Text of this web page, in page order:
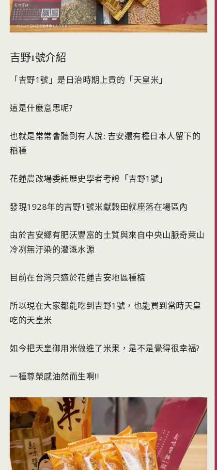
吉野1號介紹
「吉野1號」是日治時期上貢的「天皇米」
這是什麼意思呢?
也就是常常會聽到有人說: 吉安還有種日本人留下的
稻種
花蓮農改場委託歷史學者考證「吉野1號」
發現1928年的吉野1號米獻穀田就座落在場區內
由於吉安鄉有肥沃豐富的土質與來自中央山脈奇萊山
冷冽無汙染的灌溉水源
目前在台灣只適於花蓮吉安地區種植
所以現在大家都能吃到吉野1號，也能買到當時天皇
吃的天皇米
如今把天皇御用米做進了米果，是不是覺得很幸福?
一種尊榮感油然而生啊!!